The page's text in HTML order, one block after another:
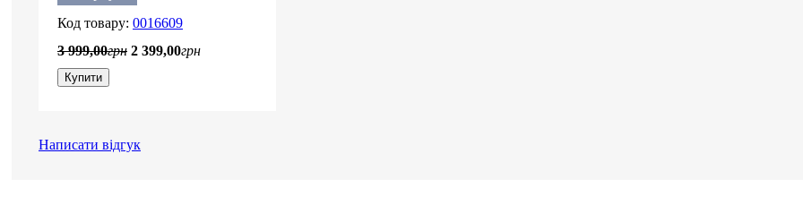
0016609
3 999,00грн 2 399,00грн
Купити
Написати відгук